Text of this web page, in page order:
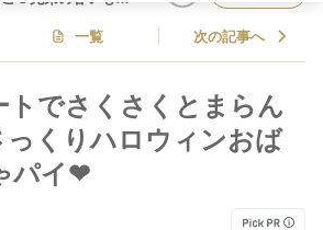
一覧 次の記事へ
トでさくさくとまらん
くりハロウィンおば
パイ❤